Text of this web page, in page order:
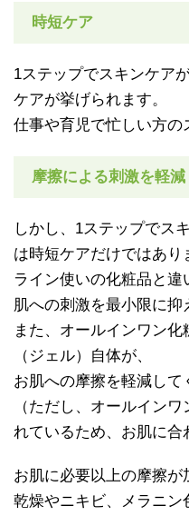
時短ケア
1ステップでスキンケア
ケアが挙げられます。
仕事や育児で忙しい方の
摩擦による刺激を軽減
しかし、1ステップでス
は時短ケアだけではあり
ライン使いの化粧品と
肌への刺激を最小限に抑
また、オールインワン
（ジェル）自体が、
お肌への摩擦を軽減して
（ただし、オールイン
れているため、お肌に合
お肌に必要以上の摩擦が
乾燥やニキビ、メラニン